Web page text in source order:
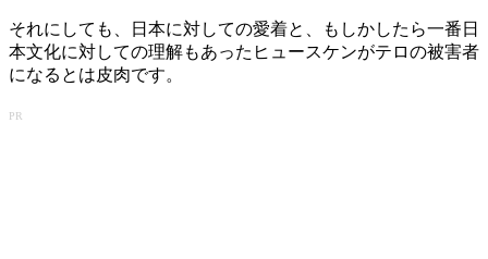
それにしても、日本に対しての愛着と、もしかしたら一番日
本文化に対しての理解もあったヒュースケンがテロの被害者
になるとは皮肉です。
PR